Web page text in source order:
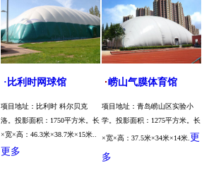
·比利时网球馆
项目地址：比利时 科尔贝克
洛。投影面积：1750平方米。长
×宽×高：46.3米×38.7米×15米..
更多
·崂山气膜体育馆
项目地址：青岛崂山区实验小
学。投影面积：1275平方米。长
×宽×高：37.5米×34米×14米. 更
多